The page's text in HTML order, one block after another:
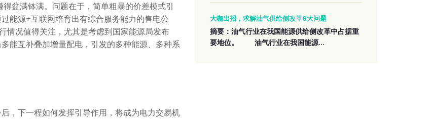
盆满钵满。问题在于，简单粗暴的价差模式引
能源+互联网培育出有综合服务能力的售电公
情况值得关注，尤其是考虑到国家能源局发布
能互补叠加增量配电，引发的多种能源、多种系
下一程如何发挥引导作用，将成为电力交易机
大咖出招，求解油气供给侧改革6大问题
摘要：油气行业在我国能源供给侧改革中占据重
要地位。 油气行业在我国能源...